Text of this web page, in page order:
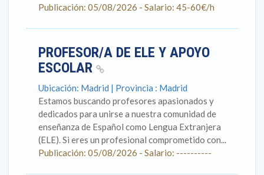
Publicación: 05/08/2026 - Salario: 45-60€/h
PROFESOR/A DE ELE Y APOYO
ESCOLAR
Ubicación: Madrid | Provincia : Madrid
Estamos buscando profesores apasionados y
dedicados para unirse a nuestra comunidad de
enseñanza de Español como Lengua Extranjera
(ELE). Si eres un profesional comprometido con...
Publicación: 05/08/2026 - Salario: ----------